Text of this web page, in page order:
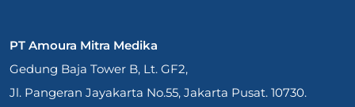
PT Amoura Mitra Medika
Gedung Baja Tower B, Lt. GF2,
Jl. Pangeran Jayakarta No.55, Jakarta Pusat. 10730.